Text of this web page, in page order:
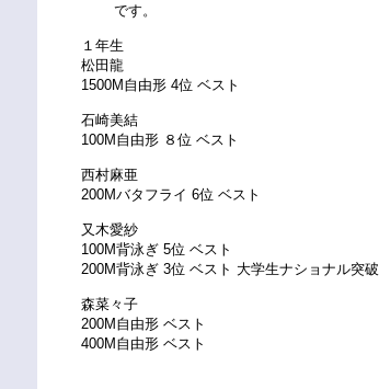
です。
１年生
松田龍
1500M自由形 4位 ベスト
石崎美結
100M自由形 ８位 ベスト
西村麻亜
200Mバタフライ 6位 ベスト
又木愛紗
100M背泳ぎ 5位 ベスト
200M背泳ぎ 3位 ベスト 大学生ナショナル突破
森菜々子
200M自由形 ベスト
400M自由形 ベスト